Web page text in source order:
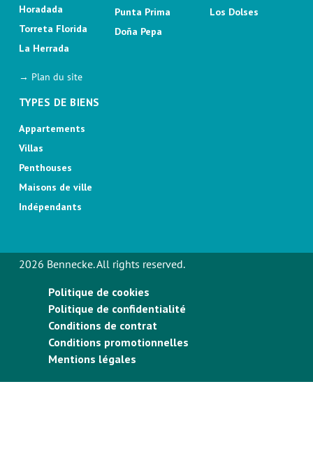
Horadada
Torreta Florida
La Herrada
Punta Prima
Doña Pepa
Los Dolses
→ Plan du site
TYPES DE BIENS
Appartements
Villas
Penthouses
Maisons de ville
Indépendants
2026 Bennecke. All rights reserved.
Politique de cookies
Politique de confidentialité
Conditions de contrat
Conditions promotionnelles
Mentions légales